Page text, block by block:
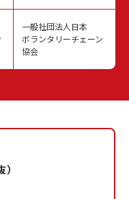
一般社団法人日本
ボランタリーチェーン
協会